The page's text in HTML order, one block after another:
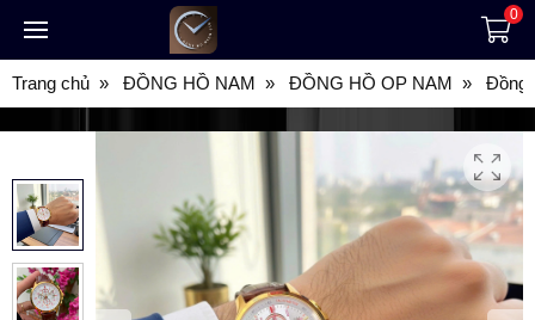
0
Trang chủ ĐỒNG HỒ NAM ĐỒNG HỒ OP NAM Đồng